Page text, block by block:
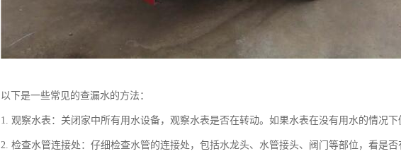
以下是一些常见的查漏水的方法：
1. 观察水表：关闭家中所有用水设备，观察水表是否在转动。如果水表在没有用水的情况下
2. 检查水管连接处：仔细检查水管的连接处，包括水龙头、水管接头、阀门等部位，看是否